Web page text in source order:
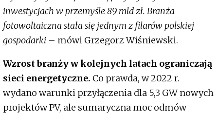
inwestycjach w przemyśle 89 mld zł. Branża
fotowoltaiczna stała się jednym z filarów polskiej
gospodarki – mówi Grzegorz Wiśniewski.
Wzrost branży w kolejnych latach ograniczają
sieci energetyczne. Co prawda, w 2022 r.
wydano warunki przyłączenia dla 5,3 GW nowych
projektów PV, ale sumaryczna moc odmów